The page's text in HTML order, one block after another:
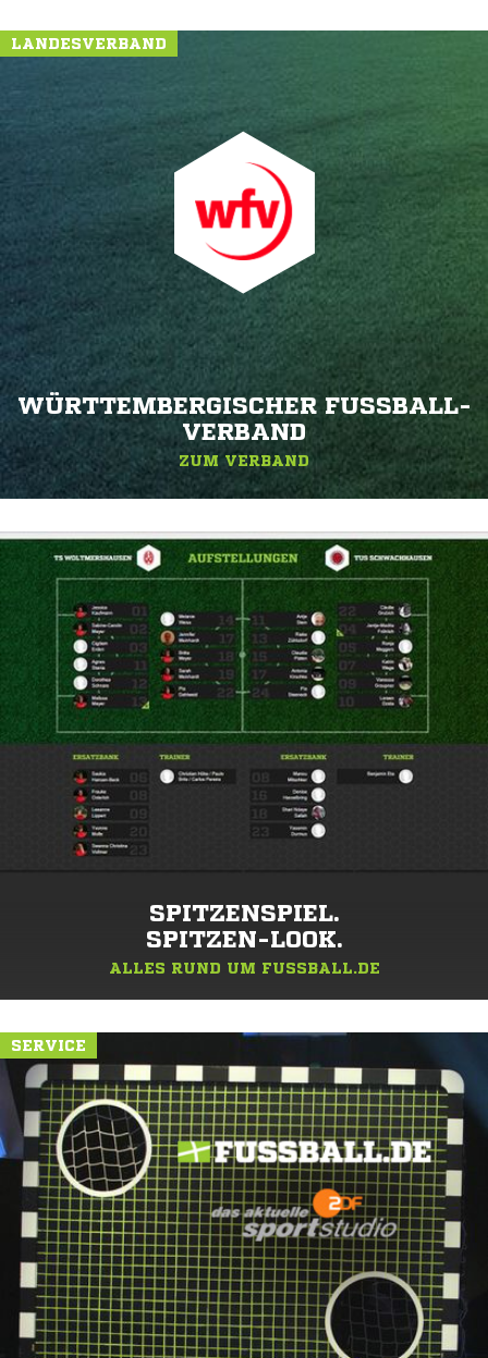
LANDESVERBAND
WÜRTTEMBERGISCHER FUSSBALL-V
ERBAND
ZUM VERBAND
SPITZENSPIEL.
SPITZEN-LOOK.
ALLES RUND UM FUSSBALL.DE
SERVICE